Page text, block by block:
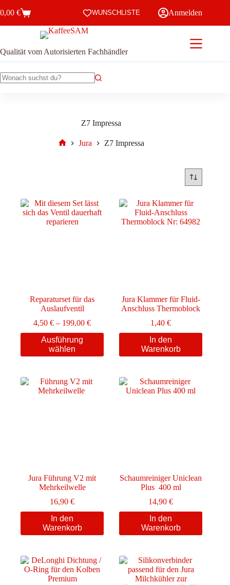
Inhalt
Warenkorb
0,00 € WUNSCHLISTE Anmelden
Qualität vom Autorisierten Fachhändler
Z7 Impressa
Jura Z7 Impressa
Reparaturset für das
Auslaufventil
4,50€ – 199,00€Preisspanne:
4,50 €
Ausführung
wählen
Dieses
Produkt
weist
auf.
Die
Jura Klammer für Fluid-
Anschluss Thermoblock
1,40€
In den
Warenkorb
Jura Führung V2 mit
Mehrkeilwelle
16,90€
In den
Warenkorb
Schaumreiniger Uniclean
Plus 400 ml
14,90€
In den
Warenkorb